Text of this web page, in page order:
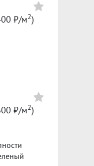
₽/м2)
₽/м2)